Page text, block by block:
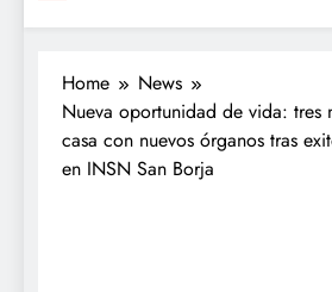
Home
News
Nueva oportunidad de vida: tres
casa con nuevos órganos tras
en INSN San Borja